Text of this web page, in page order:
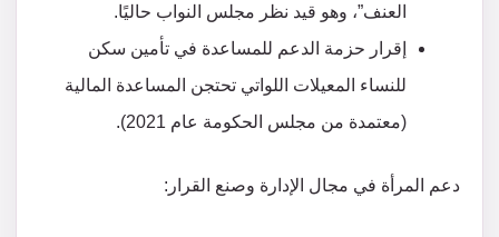
العنف”، وهو قيد نظر مجلس النواب حاليًا.
إقرار حزمة الدعم للمساعدة في تأمين سكن
للنساء المعيلات اللواتي تحتجن المساعدة المالية
(معتمدة من مجلس الحكومة عام 2021).
دعم المرأة في مجال الإدارة وصنع القرار: